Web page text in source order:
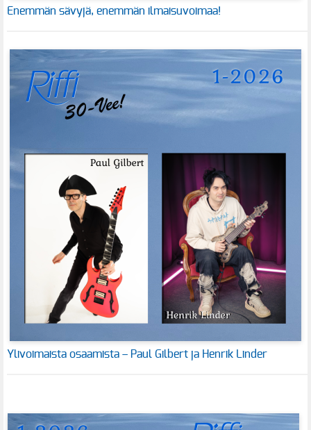
Enemmän sävyjä, enemmän ilmaisuvoimaa!
Ylivoimaista osaamista – Paul Gilbert ja Henrik Linder